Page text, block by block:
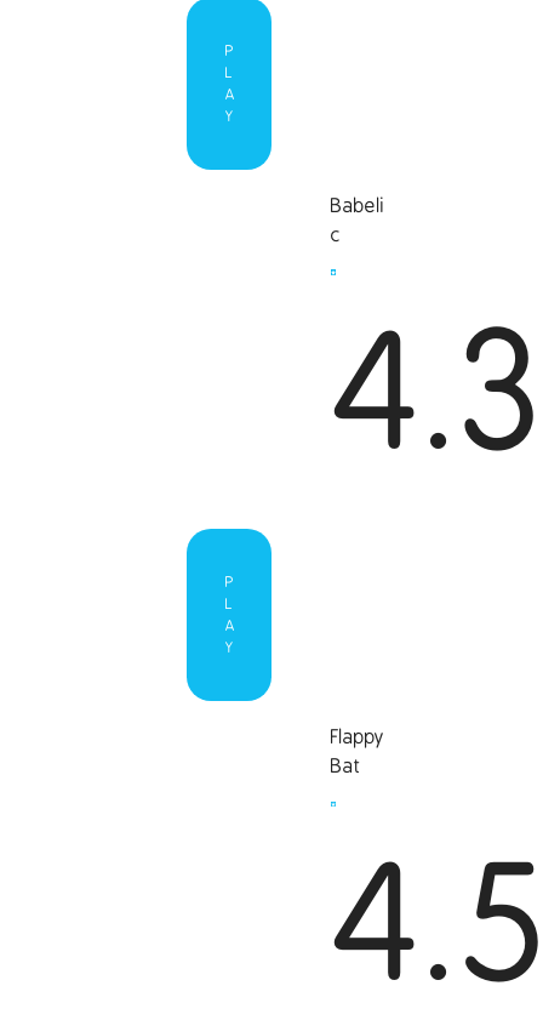
P
L
A
Y
Babeli
c
P
L
A
Y
Flappy
Bat